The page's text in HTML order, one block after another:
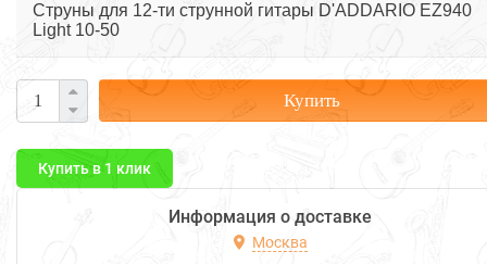
Струны для 12-ти струнной гитары D'ADDARIO EZ940
Light 10-50
Купить
Купить в 1 клик
Информация о доставке
Москва